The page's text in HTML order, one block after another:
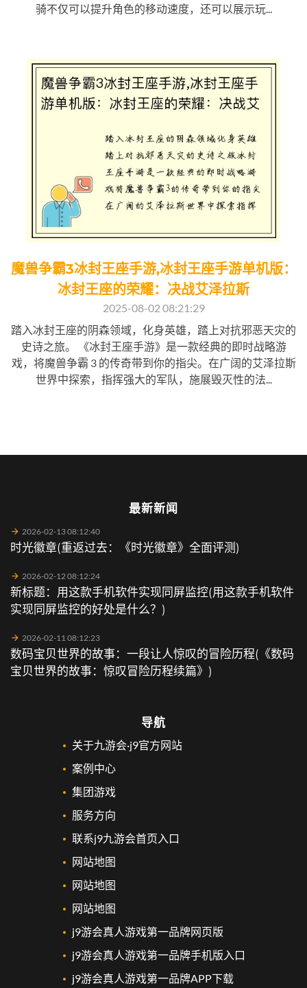
骑不仅可以提升角色的移动速度，还可以展示玩...
魔兽争霸3冰封王座手游,冰封王座手游单机版：
冰封王座的荣耀：决战艾泽拉斯
2025-08-02 08:21:29
踏入冰封王座的阴森领域，化身英雄，踏上对抗邪恶天灾的
史诗之旅。 《冰封王座手游》是一款经典的即时战略游
戏，将魔兽争霸 3 的传奇带到你的指尖。在广阔的艾泽拉斯
世界中探索，指挥强大的军队，施展毁灭性的法...
最新新闻
2026-02-13 08:12:40
时光徽章(重返过去：《时光徽章》全面评测)
2026-02-12 08:12:24
新标题：用这款手机软件实现同屏监控(用这款手机软件
实现同屏监控的好处是什么？)
2026-02-11 08:12:23
数码宝贝世界的故事：一段让人惊叹的冒险历程(《数码
宝贝世界的故事：惊叹冒险历程续篇》)
导航
关于九游会·j9官方网站
案例中心
集团游戏
服务方向
联系j9九游会首页入口
网站地图
网站地图
网站地图
j9游会真人游戏第一品牌网页版
j9游会真人游戏第一品牌手机版入口
j9游会真人游戏第一品牌APP下载